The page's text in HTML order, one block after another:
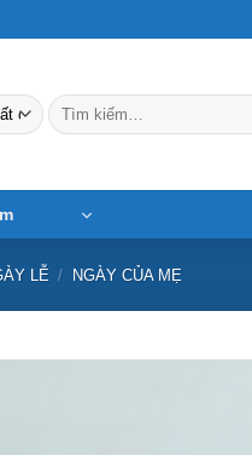
Tìm
kiếm:
LỄ / NGÀY CỦA MẸ